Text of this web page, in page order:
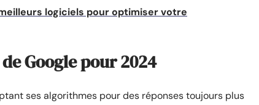
logiciels pour optimiser votre
Google pour 2024
ses algorithmes pour des réponses toujours plus